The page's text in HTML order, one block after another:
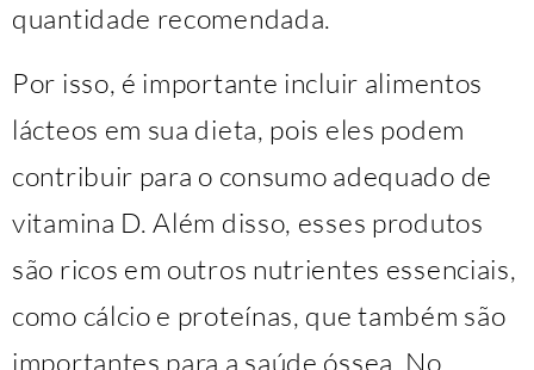
quantidade recomendada.
Por isso, é importante incluir alimentos
lácteos em sua dieta, pois eles podem
contribuir para o consumo adequado de
vitamina D. Além disso, esses produtos
são ricos em outros nutrientes essenciais,
como cálcio e proteínas, que também são
importantes para a saúde óssea. No